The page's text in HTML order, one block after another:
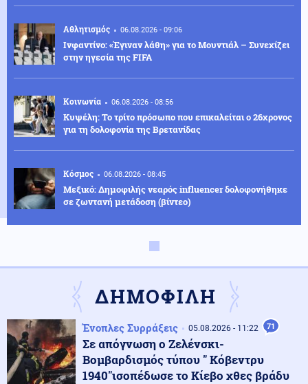
Αθλητισμός 06.08.2026 - 09:06
Ινφαντίνο: «Έγιναν λάθη» για το Μουντιάλ – Συνεχίζει
στην ηγεσία της FIFA
Κοινωνία 06.08.2026 - 08:56
Κυψέλη: Το τρίτο πρόσωπο που επικαλείται ο 26χρονος
για τη δολοφονία της Βρετανίδας
Κόσμος 06.08.2026 - 08:45
Μεξικό: Δημοφιλής νεαρός influencer δολοφονήθηκε
σε ζωντανή μετάδοση (βίντεο)
ΗΠΑ
ΗΠΑ: Έρευνα μετά το περιστατικό με το ελικόπτερο του
Τραμπ και επιβατικό αεροσκάφος
ΔΗΜΟΦΙΛΗ
Ένοπλες Συρράξεις 05.08.2026 - 11:22 71
Σε απόγνωση ο Ζελένσκι-
Βομβαρδισμός τύπου " Κόβεντρυ
1940"ισοπέδωσε το Κίεβο χθες βράδυ